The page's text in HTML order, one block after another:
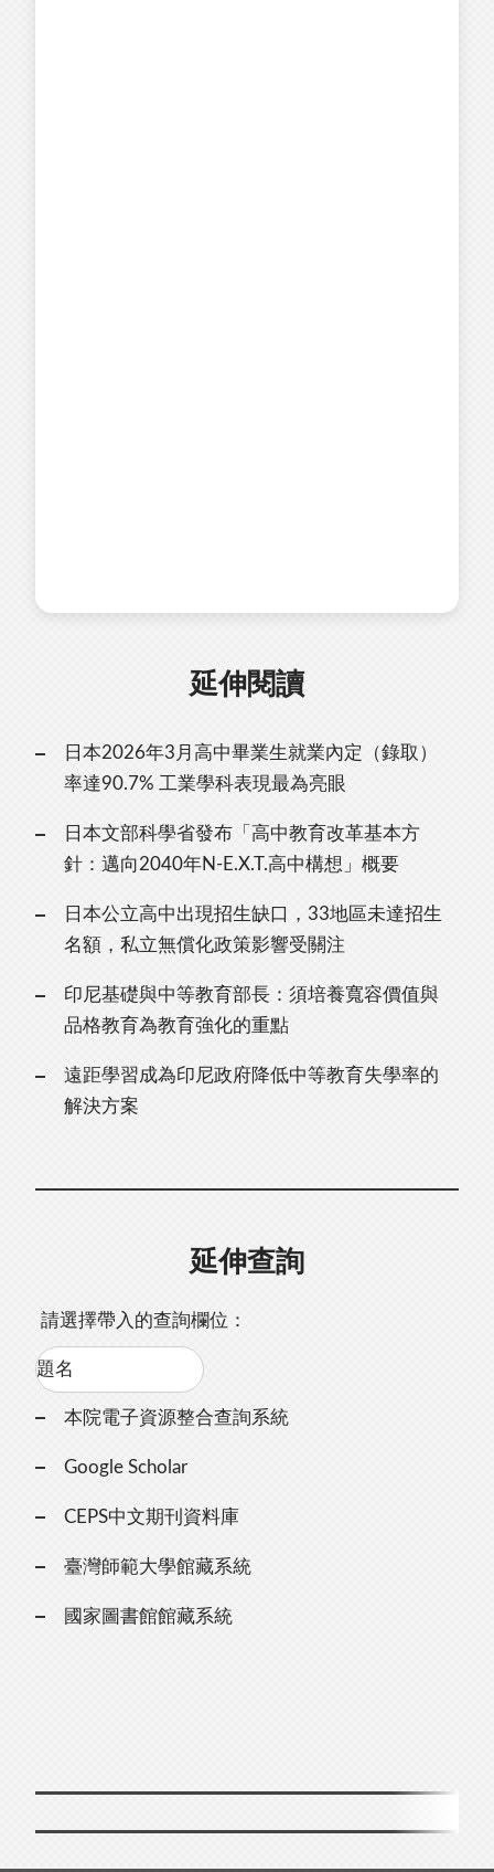
延伸閱讀
日本2026年3月高中畢業生就業內定（錄取）
率達90.7% 工業學科表現最為亮眼
日本文部科學省發布「高中教育改革基本方
針：邁向2040年N-E.X.T.高中構想」概要
日本公立高中出現招生缺口，33地區未達招生
名額，私立無償化政策影響受關注
印尼基礎與中等教育部長：須培養寬容價值與
品格教育為教育強化的重點
遠距學習成為印尼政府降低中等教育失學率的
解決方案
延伸查詢
請選擇帶入的查詢欄位：
本院電子資源整合查詢系統
Google Scholar
CEPS中文期刊資料庫
臺灣師範大學館藏系統
國家圖書館館藏系統